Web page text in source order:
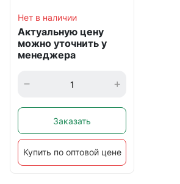
Нет в наличии
Актуальную цену
можно уточнить у
менеджера
Заказать
Купить по оптовой цене